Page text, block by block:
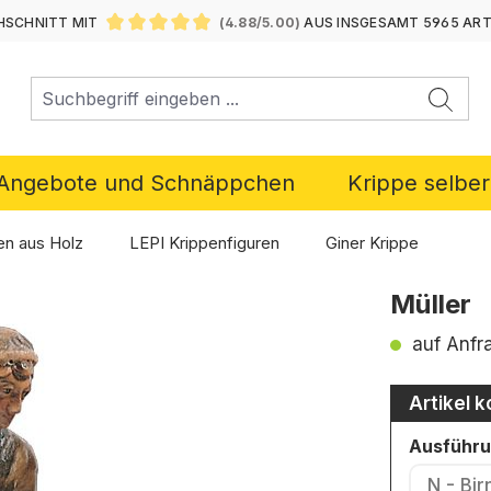
MIT
(4.88/5.00) AUS INSGESAMT 5965
und Schnäppchen Krippe
aus Holz LEPI Krippenfiguren Giner Krippe
Müller
auf
Artikel
N -